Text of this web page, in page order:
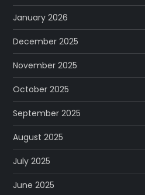
January 2026
December 2025
November 2025
October 2025
September 2025
August 2025
July 2025
June 2025